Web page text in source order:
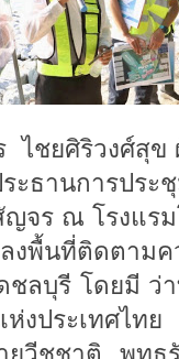
ไชยศิริวงศ์สุข
ธานการประ
ญจร ณ โรงแร
งพื้นที่ติดตาม
ชลบุรี โดยมี ว่
ห่งประเทศไท